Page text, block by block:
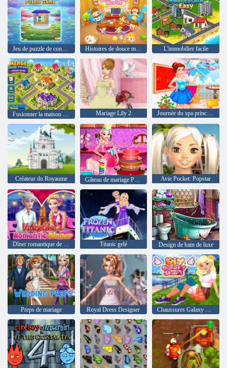
Jeu de puzzle de construction de maison Histoires de douce maison L'immobilier facile
Mariage Lily 2 Journée du spa princesse
Créateur du Royaume Gâteau de mariage Princesse Avie Pocket: Popstar
Dîner romantique de la Saint-Valentin Titanic gelé Design de bain de luxe
Preps de mariage Royal Dress Designer Chaussures Galaxy DIY